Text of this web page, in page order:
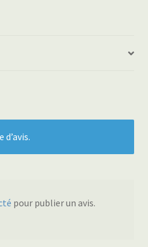
d’avis.
pour publier un avis.